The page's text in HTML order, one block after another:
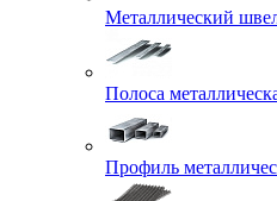
Металлический
Полоса
Профиль